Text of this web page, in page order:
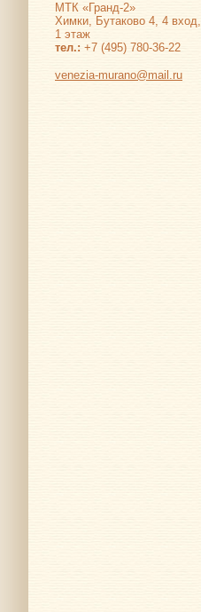
МТК «Гранд-2»
Химки, Бутаково 4, 4 вход,
1 этаж
тел.: +7 (495) 780-36-22
venezia-murano@mail.ru